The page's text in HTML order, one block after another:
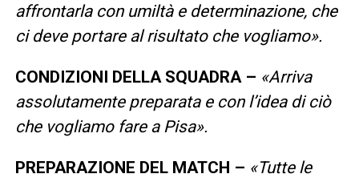
affrontarla con umiltà e determinazione, che
ci deve portare al risultato che vogliamo».
CONDIZIONI DELLA SQUADRA – «Arriva
assolutamente preparata e con l’idea di ciò
che vogliamo fare a Pisa».
PREPARAZIONE DEL MATCH – «Tutte le